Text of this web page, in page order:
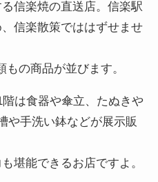
信楽焼の直送店。信楽駅
信楽散策でははずせませ
の商品が並びます。
は食器や傘立、たぬきや
や手洗い鉢などが展示販
堪能できるお店ですよ。